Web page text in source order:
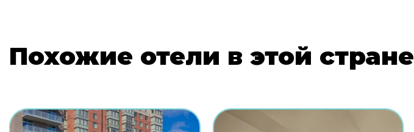
Похожие отели в этой стране